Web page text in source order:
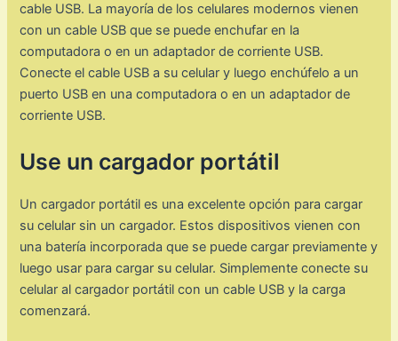
cable USB. La mayoría de los celulares modernos vienen
con un cable USB que se puede enchufar en la
computadora o en un adaptador de corriente USB.
Conecte el cable USB a su celular y luego enchúfelo a un
puerto USB en una computadora o en un adaptador de
corriente USB.
Use un cargador portátil
Un cargador portátil es una excelente opción para cargar
su celular sin un cargador. Estos dispositivos vienen con
una batería incorporada que se puede cargar previamente y
luego usar para cargar su celular. Simplemente conecte su
celular al cargador portátil con un cable USB y la carga
comenzará.